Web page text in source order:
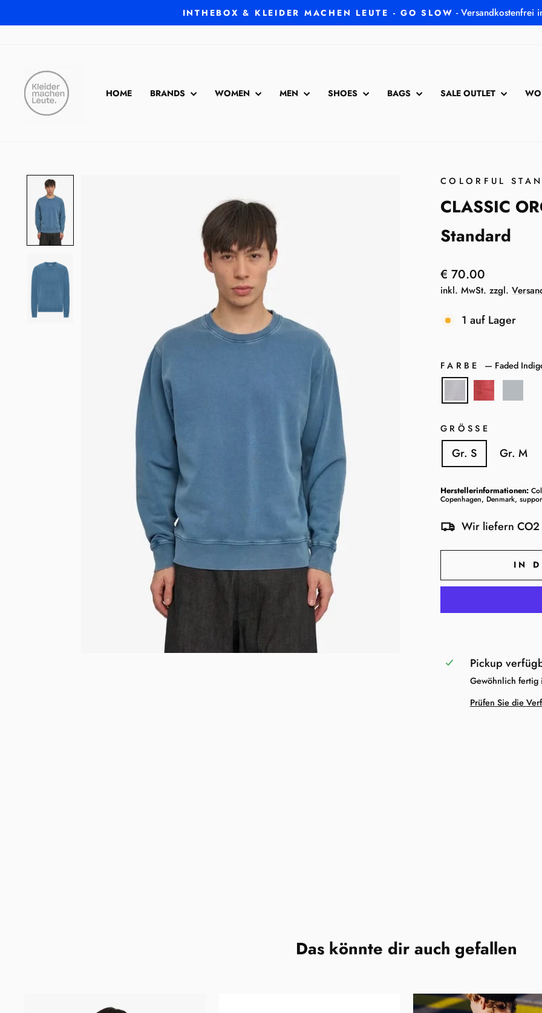
zum
Pause
INTHEBOX & KLEIDER MACHEN LEUTE - GO SLOW - Versandkostenfrei
HOME BRANDS WOMEN MEN SHOES BAGS SALE OUTLET
COLORFUL
CLASSIC
Standard
Normaler
Preis
€ 70.00
inkl. MwSt. zzgl.
1 auf Lager
FARBE — Faded
GRÖSSE
Gr. S Gr. M
Herstellerinformationen:
Copenhagen, Denmark,
Wir liefern CO2
IN
Pickup
Gewöhnlich fertig
Prüfen Sie die
Das könnte dir auch gefallen